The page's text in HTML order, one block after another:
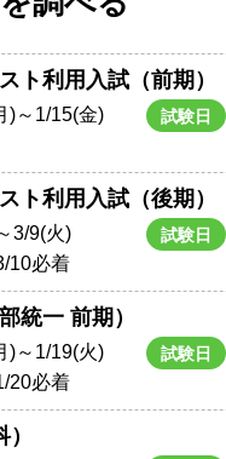
ト利用入試（前期）
)～1/15(金) 試験日
ト利用入試（後期）
3/9(火)
10必着
試験日
統一 前期）
)～1/19(火)
20必着
試験日